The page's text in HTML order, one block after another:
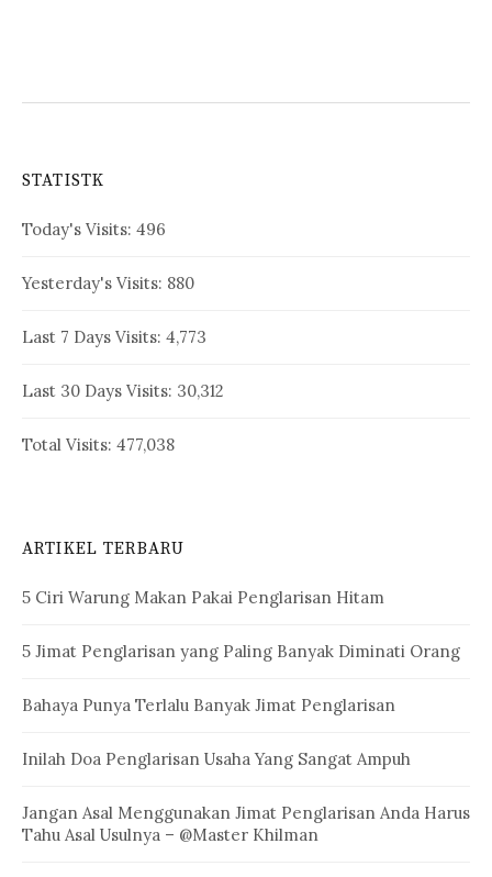
STATISTK
Today's Visits: 496
Yesterday's Visits: 880
Last 7 Days Visits: 4,773
Last 30 Days Visits: 30,312
Total Visits: 477,038
ARTIKEL TERBARU
5 Ciri Warung Makan Pakai Penglarisan Hitam
5 Jimat Penglarisan yang Paling Banyak Diminati Orang
Bahaya Punya Terlalu Banyak Jimat Penglarisan
Inilah Doa Penglarisan Usaha Yang Sangat Ampuh
Jangan Asal Menggunakan Jimat Penglarisan Anda Harus
Tahu Asal Usulnya – @Master Khilman